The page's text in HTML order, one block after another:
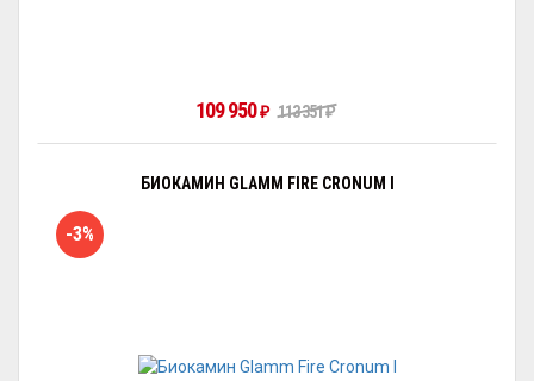
109 950₽ 113 351₽
БИОКАМИН GLAMM FIRE CRONUM I
-3%